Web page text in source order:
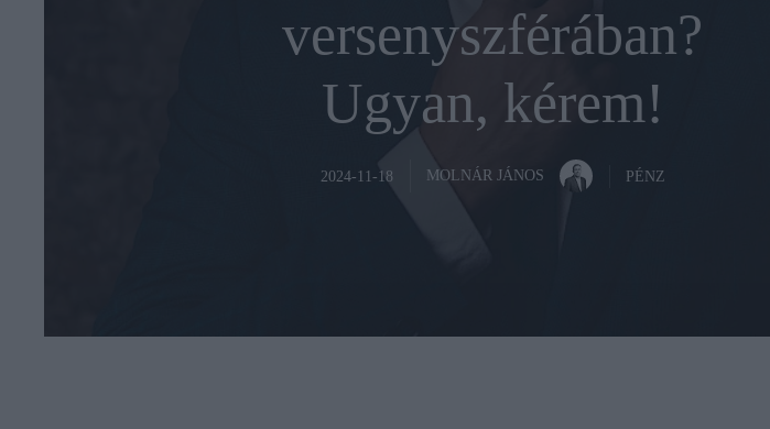
versenyszférában?
Ugyan, kérem!
2024-11-18 MOLNÁR JÁNOS PÉNZ